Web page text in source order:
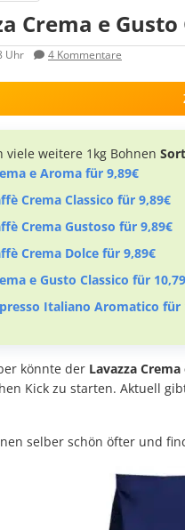
Crema e
Uhr 4 Kommentare
viele weitere 1kg Bohnen
e Aroma für 9,89€
Crema Classico für 9,89€
Crema Gustoso für 9,89€
Crema Dolce für 9,89€
e Gusto Classico für
Italiano Aromatico für
könnte der Lavazza
Kick zu starten. Aktuell
selber schön öfter und